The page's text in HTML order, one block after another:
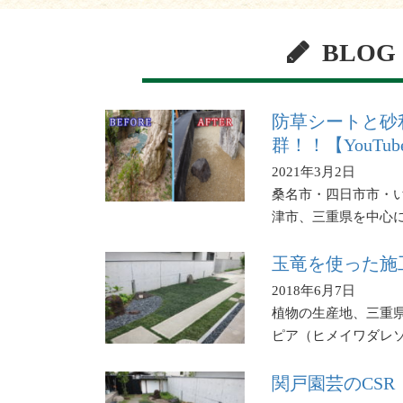
BLOG
防草シートと
群！！【
2021年3月2日
桑名市・四日市市・
津市、三重県を中
玉竜を使った施
2018年6月7日
植物の生産地、三重
ピア（ヒメイワダ
関戸園芸の